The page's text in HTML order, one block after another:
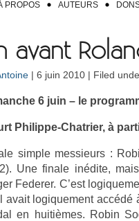
PROPOS AUTEURS
avant
| 6 juin 2010 | Filed
6 juin – le
Philippe-Chatrier, à
sim­ple mes­sieurs :
Une fin­ale inédite,
Feder­er. C’est
avait logique­ment accédé
en huitièmes. Robin